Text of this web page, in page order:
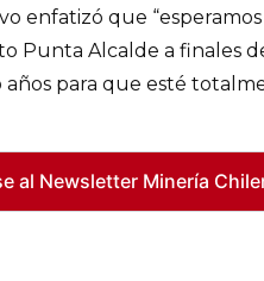
enfatizó que
Punta Alcalde a finales
para que esté
al Newsletter Minería